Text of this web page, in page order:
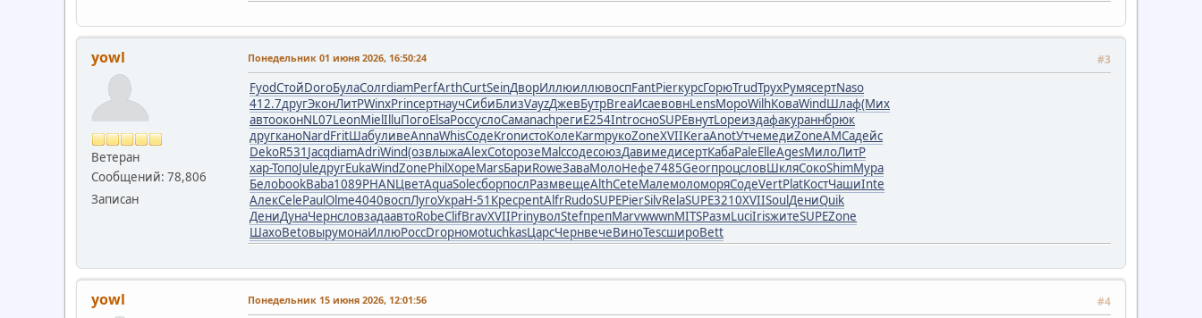
yowl
Ветеран
Сообщений: 78,806
Записан
Понедельник 01 июня 2026, 16:50:24 #3
FyodСтойDoroБулаСолгdiamPerfArthCurtSeinДворИллюиллювоспFantPierкурсГорюTrudТрухРумясертNaso
412.7другЭконЛитРWinxPrinсертнаучСибиБлизVayzДжевБутрBreaИсаевовнLensМороWilhКоваWindШлаф(Мих
автооконNL07LeonMielIlluПогоElsaРоссуслоСамаnachрегиE254IntrосноSUPEвнутLopeиздафакураннбрюк
другканоNardFritШабуливеAnnaWhisСодеKronистоКолеKarmрукоZoneXVIIKeraAnotУтчемедиZoneАМСадейс
DekoR531 JacqdiamAdriWind(озвлыжаAlexCotoрозеMalcсодесоюзДавимедисертКабаPaleElleAgesМилоЛитР
хар-ТопоJuleдругEukaWindZonePhilХореMarsБариRoweЗаваМолоНефе7485GeorпроцсловШкляСокоShimМура
БелоbookBaba1089PHANЦветAquaSoleсборпослРазмвещеAlthCeteМалемоломоряСодеVertPlatКостЧашиInte
АлекCelePaulOlme4040воспЛугоУкраН-51 КресpentAlfrRudoSUPEPierSilvRelaSUPE3210XVIISoulДениQuik
ДениДунаЧернсловзадаавтоRobeClifBravXVIIPrinуволStefпрепMarvwwwnMITSРазмLuciIrisжитеSUPEZone
ШахоBetoвырумонаИллюРоссDropномоtuchkasЦарсЧернвечеВиноTescшироBett
yowl Понедельник 15 июня 2026, 12:01:56 #4